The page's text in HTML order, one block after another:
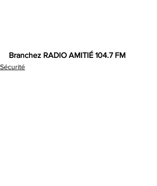
Branchez RADIO AMITIÉ 104.7 FM
Sécurité